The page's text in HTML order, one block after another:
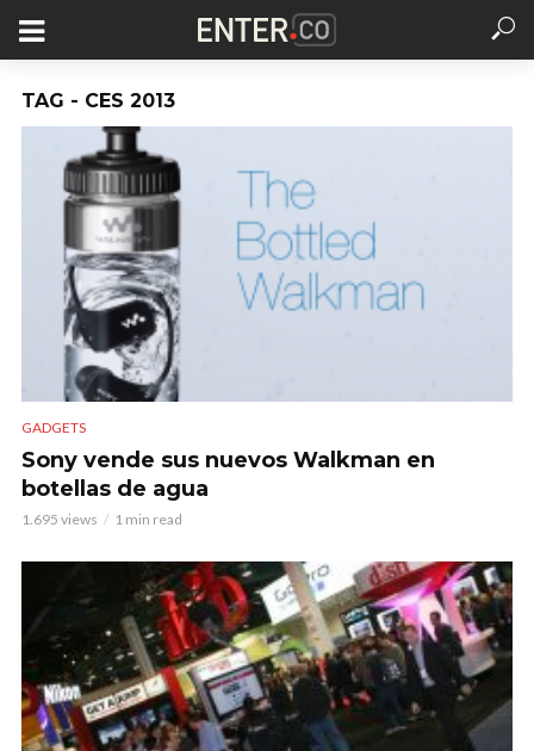
TAG - CES 2013
GADGETS
Sony vende sus nuevos Walkman en
botellas de agua
1.695 views 1 min read